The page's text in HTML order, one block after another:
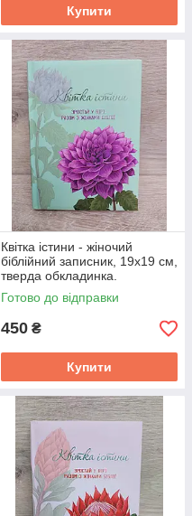
Купити
Квітка істини - жіночий
біблійний записник, 19х19 см,
тверда обкладинка.
Готово до відправки
450 ₴
Купити